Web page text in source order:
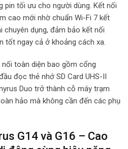
pin tối ưu cho người dùng. Kết nối
cao mới nhờ chuẩn Wi-Fi 7 kết
chuyên dụng, đảm bảo kết nối
tốt ngay cả ở khoảng cách xa.
toàn diện bao gồm cổng
đọc thẻ nhớ SD Card UHS-II
Duo trở thành cỗ máy trạm
hảo mà không cần đến các phụ
G14 và G16 – Cao